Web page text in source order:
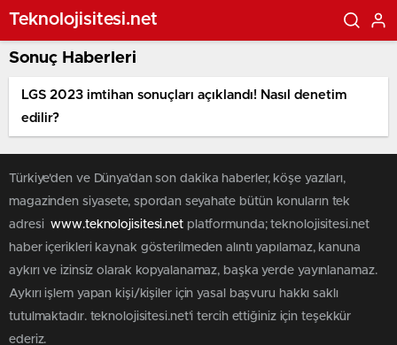
Teknolojisitesi.net
Sonuç Haberleri
LGS 2023 imtihan sonuçları açıklandı! Nasıl denetim
edilir?
Türkiye'den ve Dünya’dan son dakika haberler, köşe yazıları,
magazinden siyasete, spordan seyahate bütün konuların tek
adresiwww.teknolojisitesi.netplatformunda; teknolojisitesi.net
haber içerikleri kaynak gösterilmeden alıntı yapılamaz, kanuna
aykırı ve izinsiz olarak kopyalanamaz, başka yerde yayınlanamaz.
Aykırı işlem yapan kişi/kişiler için yasal başvuru hakkı saklı
tutulmaktadır. teknolojisitesi.net'i tercih ettiğiniz için teşekkür
ederiz.